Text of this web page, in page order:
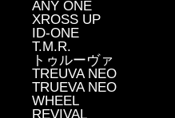
ANY ONE
XROSS UP
ID-ONE
T.M.R.
トゥルーヴァ
TREUVA NEO
TRUEVA NEO
WHEEL
REVIVAL